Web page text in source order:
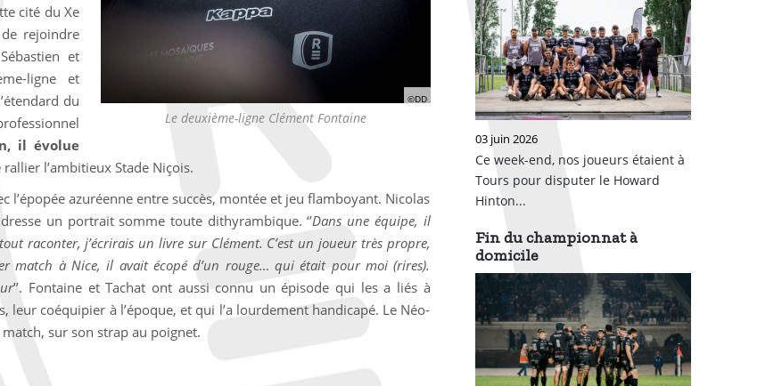
Le deuxième-ligne Clément Fontaine
©DD
cité du Xe
rejoindre
et
ligne et
du
il évolue
l’ambitieux Stade Niçois.
l’épopée azuréenne entre succès, montée et jeu flamboyant. Nicolas
un portrait somme toute dithyrambique. ‘’Dans une équipe, il
raconter, j’écrirais un livre sur Clément. C’est un joueur très propre,
match à Nice, il avait écopé d’un rouge… qui était pour moi (rires).
’’. Fontaine et Tachat ont aussi connu un épisode qui les a liés à
leur coéquipier à l’époque, et qui l’a lourdement handicapé. Le Néo-
match, sur son strap au poignet.
03 juin 2026
Ce week-end, nos joueurs étaient à
Tours pour disputer le Howard
Hinton...
Fin du championnat à
domicile